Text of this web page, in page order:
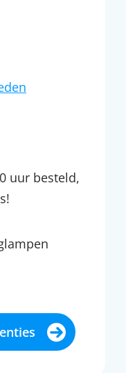
uur besteld,